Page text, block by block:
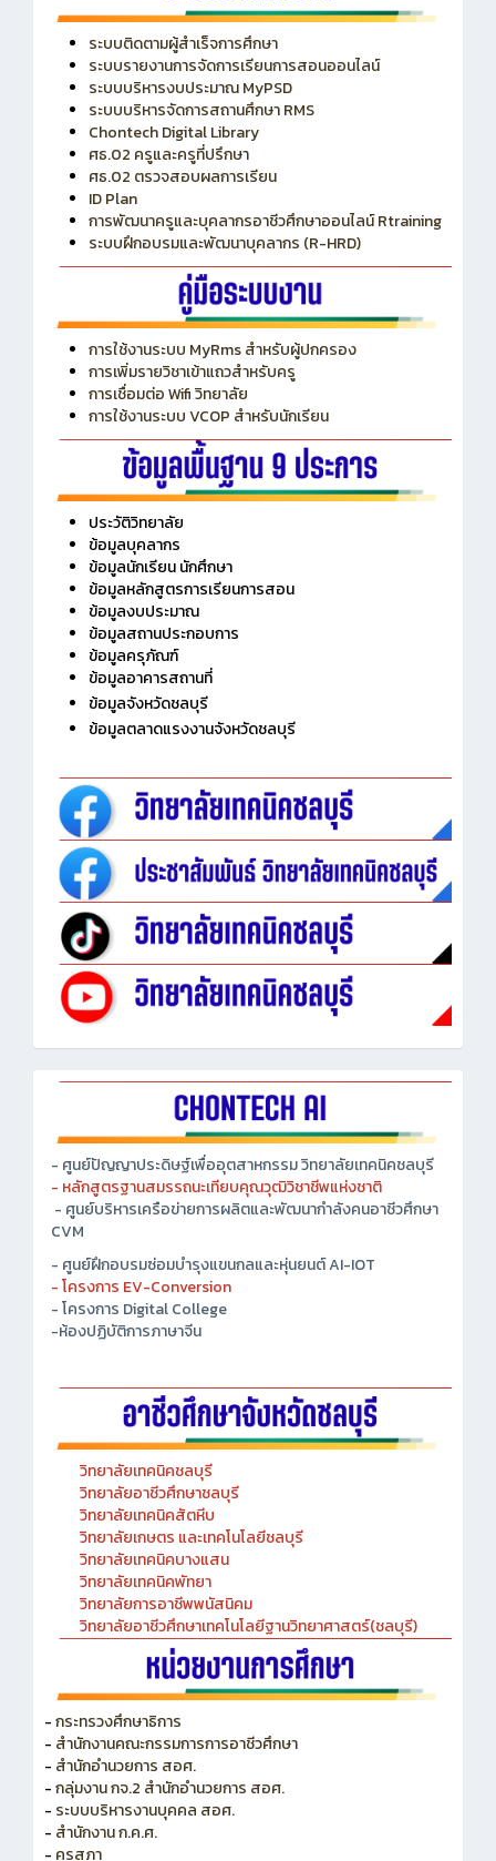
ระบบติดตามผู้สำเร็จการศึกษา
ระบบรายงานการจัดการเรียนการสอนออนไลน์
ระบบบริหารงบประมาณ MyPSD
ระบบบริหารจัดการสถานศึกษา RMS
Chontech Digital Library
ศธ.02 ครูและครูที่ปรึกษา
ศธ.02 ตรวจสอบผลการเรียน
ID Plan
การพัฒนาครูและบุคลากรอาชีวศึกษาออนไลน์ Rtraining
ระบบฝึกอบรมและพัฒนาบุคลากร (R-HRD)
การใช้งานระบบ MyRms สำหรับผู้ปกครอง
การเพิ่มรายวิชาเข้าแถวสำหรับครู
การเชื่อมต่อ Wifi วิทยาลัย
การใช้งานระบบ VCOP สำหรับนักเรียน
ประวัติวิทยาลัย
ข้อมูลบุคลากร
ข้อมูลนักเรียน นักศึกษา
ข้อมูลหลักสูตรการเรียนการสอน
ข้อมูลงบประมาณ
ข้อมูลสถานประกอบการ
ข้อมูลครุภัณฑ์
ข้อมูลอาคารสถานที่
ข้อมูลจังหวัดชลบุรี
ข้อมูลตลาดแรงงานจังหวัดชลบุรี
- ศูนย์ปัญญาประดิษฐ์เพื่ออุตสาหกรรม วิทยาลัยเทคนิคชลบุรี
- หลักสูตรฐานสมรรถนะเทียบคุณวุฒิวิชาชีพแห่งชาติ
- ศูนย์บริหารเครือข่ายการผลิตและพัฒนากำลังคนอาชีวศึกษา
CVM
- ศูนย์ฝึกอบรมซ่อมบำรุงแขนกลและหุ่นยนต์ AI-IOT
- โครงการ EV-Conversion
- โครงการ Digital College
-ห้องปฏิบัติการภาษาจีน
วิทยาลัยเทคนิคชลบุรี
วิทยาลัยอาชีวศึกษาชลบุรี
วิทยาลัยเทคนิคสัตหีบ
วิทยาลัยเกษตร และเทคโนโลยีชลบุรี
วิทยาลัยเทคนิคบางแสน
วิทยาลัยเทคนิคพัทยา
วิทยาลัยการอาชีพพนัสนิคม
วิทยาลัยอาชีวศึกษาเทคโนโลยีฐานวิทยาศาสตร์(ชลบุรี)
กระทรวงศึกษาธิการ
สำนักงานคณะกรรมการการอาชีวศึกษา
สำนักอำนวยการ สอศ.
กลุ่มงาน กจ.2 สำนักอำนวยการ สอศ.
ระบบบริหารงานบุคคล สอศ.
สำนักงาน ก.ค.ศ.
คุรุสภา
สำนักงานคณะกรรมการพัฒนาระบบราชการ